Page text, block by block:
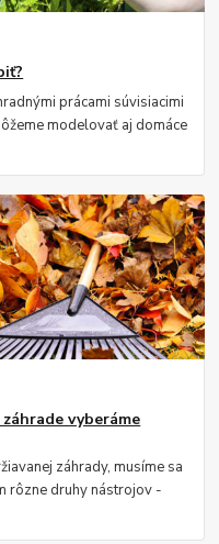
prácami súvisiacimi
modelovať aj domáce
vyberáme
záhrady, musíme sa
rôzne druhy nástrojov -